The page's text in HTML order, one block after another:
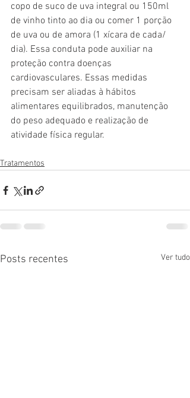
copo de suco de uva integral ou 150ml
de vinho tinto ao dia ou comer 1 porção
de uva ou de amora (1 xícara de cada/
dia). Essa conduta pode auxiliar na
proteção contra doenças
cardiovasculares. Essas medidas
precisam ser aliadas à hábitos
alimentares equilibrados, manutenção
do peso adequado e realização de
atividade física regular.
Tratamentos
Posts recentes Ver tudo